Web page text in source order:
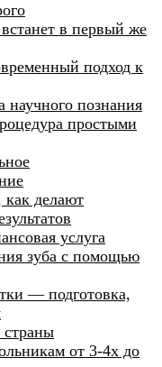
в первый же
подход к
научного познания
простыми
как делают
услуга
зуба с помощью
— подготовка,
от 3-4х до